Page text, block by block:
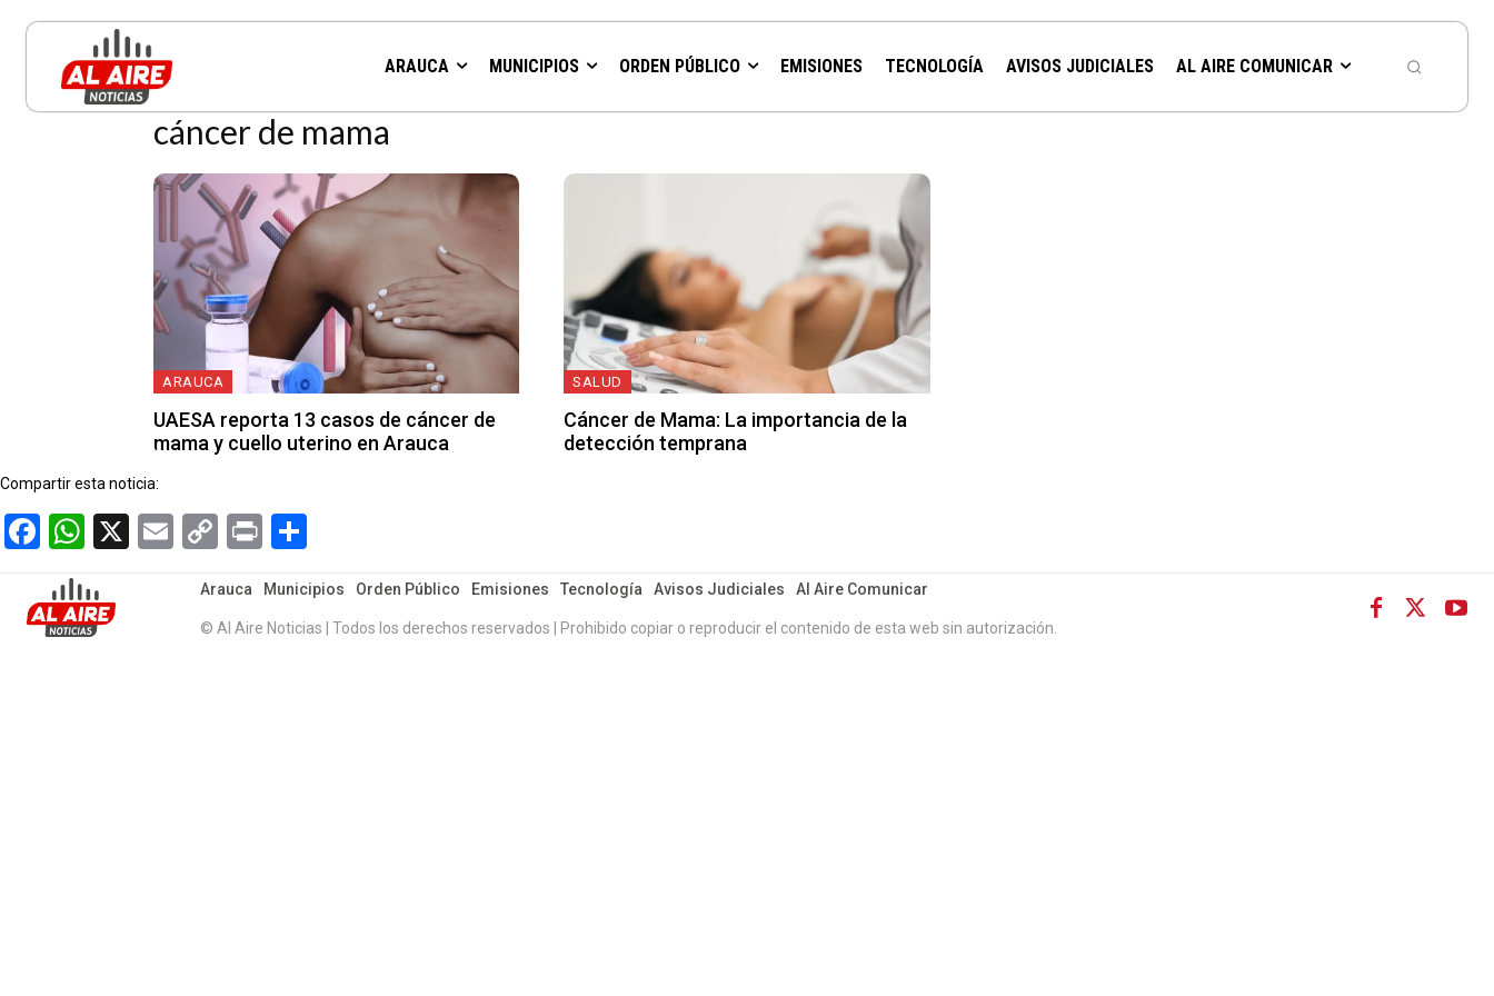
ARAUCA MUNICIPIOS ORDEN PÚBLICO EMISIONES TECNOLOGÍA AVISOS JUDICIALES AL AIRE COMUNICAR
cáncer de mama
ARAUCA
UAESA reporta 13 casos de cáncer de
mama y cuello uterino en Arauca
SALUD
Cáncer de Mama: La importancia de la
detección temprana
Compartir esta noticia:
Facebook
WhatsApp
X EmailCopy
Print
Arauca Municipios Orden Público Emisiones Tecnología Avisos Judiciales Al Aire Comunicar
© Al Aire Noticias | Todos los derechos reservados | Prohibido copiar o reproducir el contenido de esta web sin autorización.